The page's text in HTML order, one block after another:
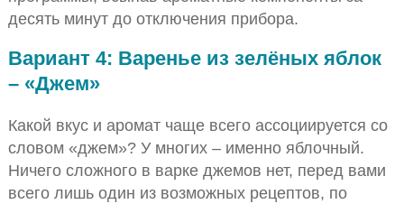
десять минут до отключения прибора.
Вариант 4: Варенье из зелёных яблок
– «Джем»
Какой вкус и аромат чаще всего ассоциируется со
словом «джем»? У многих – именно яблочный.
Ничего сложного в варке джемов нет, перед вами
всего лишь один из возможных рецептов, по